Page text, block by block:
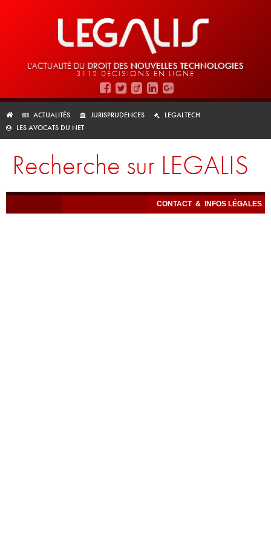
L'ACTUALITÉ DU DROIT DES NOUVELLES TECHNOLOGIES
3112 DÉCISIONS EN LIGNE
ACTUALITÉS JURISPRUDENCES
LEGALTECH
LES AVOCATS DU NET
Recherche sur LEGALIS
CONTACT & INFOS LÉGALES